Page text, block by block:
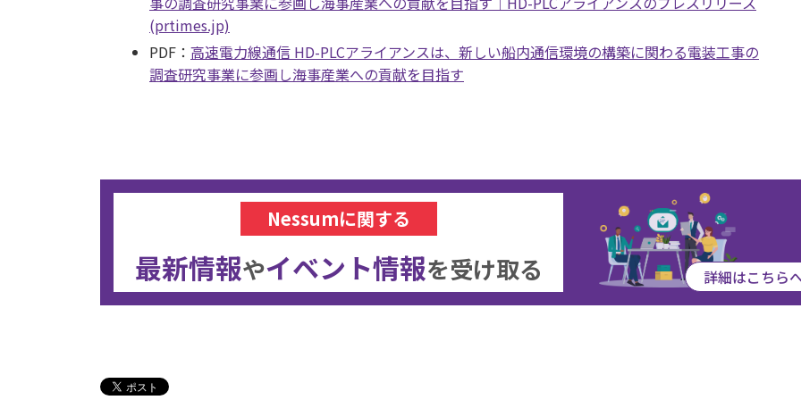
(prtimes.jp)
PDF： 高速電力線通信 HD-PLCアライアンスは、新しい船内通信環境の構築に関わる電装工事の
調査研究事業に参画し海事産業への貢献を目指す
Nessumに関する
最新情報やイベント情報を受け取る 詳細はこちら